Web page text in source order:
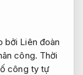
bởi Liên đoàn
công. Thời
công ty tự